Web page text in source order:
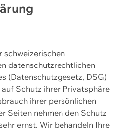
schweizerischen
datenschutzrechtlichen
(Datenschutzgesetz, DSG)
Schutz ihrer Privatsphäre
ihrer persönlichen
Seiten nehmen den Schutz
ernst. Wir behandeln Ihre